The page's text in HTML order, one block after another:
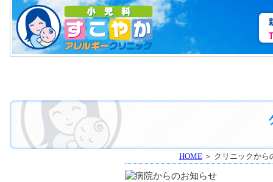
HOME ＞ クリニックか